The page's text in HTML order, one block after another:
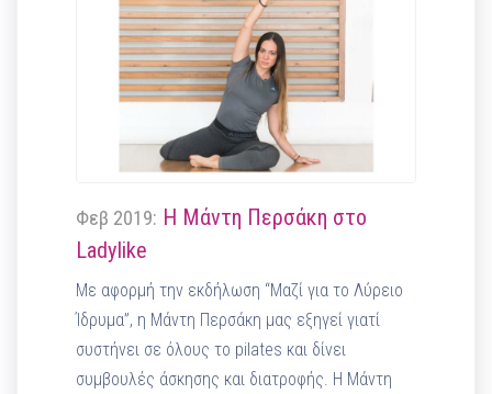
Φεβ 2019: Η Μάντη Περσάκη στο
Ladylike
Με αφορμή την εκδήλωση “Μαζί για το Λύρειο
Ίδρυμα”, η Μάντη Περσάκη μας εξηγεί γιατί
συστήνει σε όλους το pilates και δίνει
συμβουλές άσκησης και διατροφής. Η Μάντη